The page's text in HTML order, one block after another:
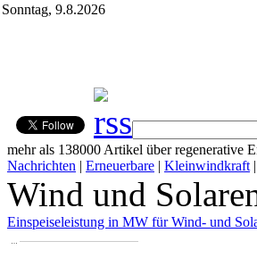
Sonntag, 9.8.2026
mehr als 138000 Artikel über regenerative
Nachrichten | Erneuerbare | Kleinwindkraft |
Wind und
Einspeiseleistung in MW für Wind- und
…